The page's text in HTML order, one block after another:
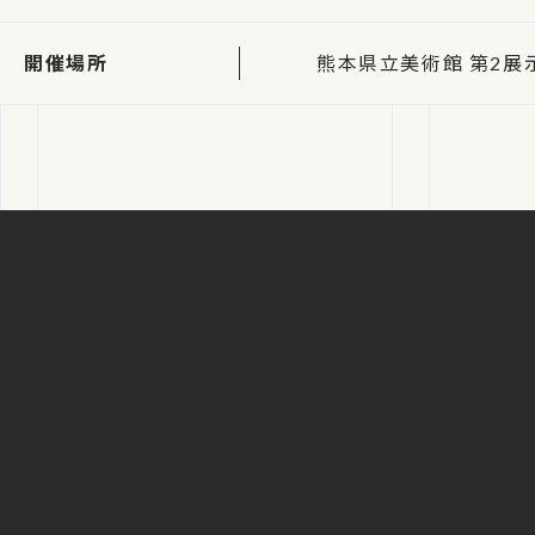
開催場所 熊本県立美術館 第2展